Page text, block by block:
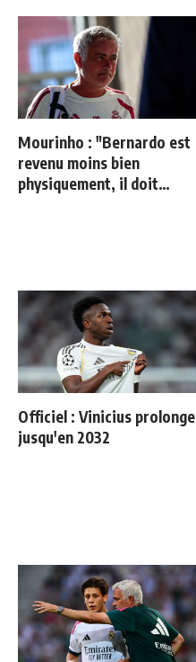
Mourinho : "Bernardo est
revenu moins bien
physiquement, il doit
Officiel : Vinicius prolonge
jusqu'en 2032